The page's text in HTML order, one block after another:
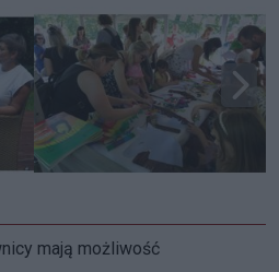
mają możliwość